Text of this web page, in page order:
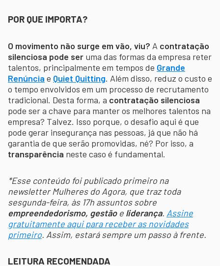
POR QUE IMPORTA?
O movimento não surge em vão, viu? A contratação
silenciosa pode ser uma das formas da empresa reter
talentos, principalmente em tempos de Grande
Renúncia e Quiet Quitting. Além disso, reduz o custo e
o tempo envolvidos em um processo de recrutamento
tradicional. Desta forma, a contratação silenciosa
pode ser a chave para manter os melhores talentos na
empresa? Talvez. Isso porque, o desafio aqui é que
pode gerar insegurança nas pessoas, já que não há
garantia de que serão promovidas, né? Por isso, a
transparência neste caso é fundamental.
*Esse conteúdo foi publicado primeiro na
newsletter Mulheres do Agora, que traz toda
sesgunda-feira, às 17h assuntos sobre
empreendedorismo, gestão e liderança. Assine
gratuitamente aqui para receber as novidades
primeiro. Assim, estará sempre um passo à frente.
LEITURA RECOMENDADA